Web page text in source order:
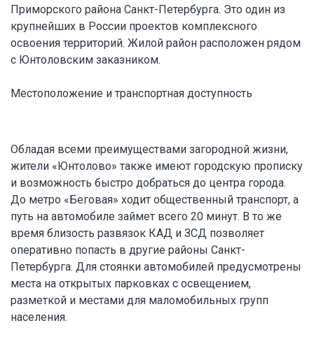
Приморского района Санкт-Петербурга. Это один из
крупнейших в России проектов комплексного
освоения территорий. Жилой район расположен рядом
с Юнтоловским заказником.
Местоположение и транспортная доступность
Обладая всеми преимуществами загородной жизни,
жители «Юнтолово» также имеют городскую прописку
и возможность быстро добраться до центра города.
До метро «Беговая» ходит общественный транспорт, а
путь на автомобиле займет всего 20 минут. В то же
время близость развязок КАД и ЗСД позволяет
оперативно попасть в другие районы Санкт-
Петербурга. Для стоянки автомобилей предусмотрены
места на открытых парковках с освещением,
разметкой и местами для маломобильных групп
населения.